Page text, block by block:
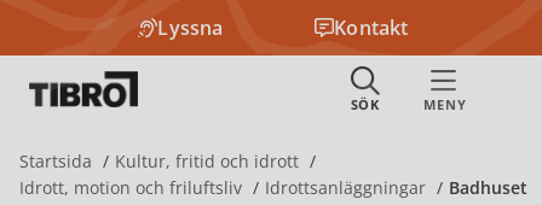
Lyssna Kontakt
Startsida
Kultur, fritid och idrott
Idrott, motion och friluftsliv
Idrottsanläggningar Badhuset